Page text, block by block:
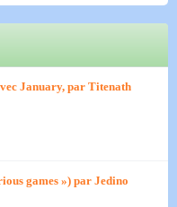
January, par Titenath
games ») par Jedino